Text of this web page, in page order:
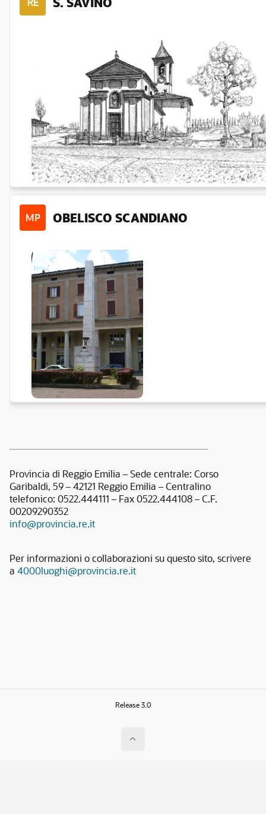
MP OBELISCO SCANDIANO
Provincia di Reggio Emilia – Sede centrale: Corso
Garibaldi, 59 – 42121 Reggio Emilia – Centralino
telefonico: 0522.444111 – Fax 0522.444108 – C.F.
00209290352
info@provincia.re.it
Per informazioni o collaborazioni su questo sito, scrivere
a 4000luoghi@provincia.re.it
Release 3.0